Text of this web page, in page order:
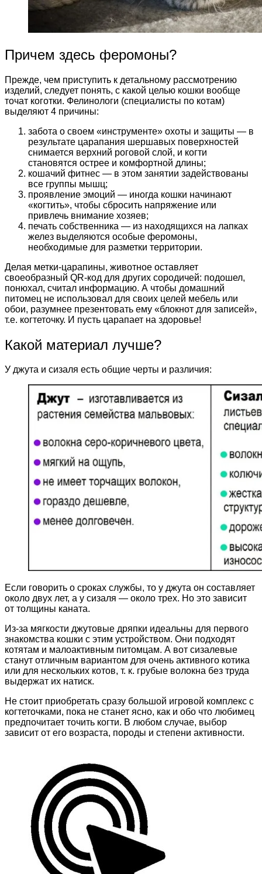
Причем здесь феромоны?
Прежде, чем приступить к детальному рассмотрению
изделий, следует понять, с какой целью кошки вообще
точат коготки. Фелинологи (специалисты по котам)
выделяют 4 причины:
забота о своем «инструменте» охоты и защиты — в
результате царапания шершавых поверхностей
снимается верхний роговой слой, и когти
становятся острее и комфортной длины;
кошачий фитнес — в этом занятии задействованы
все группы мышц;
проявление эмоций — иногда кошки начинают
«когтить», чтобы сбросить напряжение или
привлечь внимание хозяев;
печать собственника — из находящихся на лапках
желез выделяются особые феромоны,
необходимые для разметки территории.
Делая метки-царапины, животное оставляет
своеобразный QR-код для других сородичей: подошел,
понюхал, считал информацию. А чтобы домашний
питомец не использовал для своих целей мебель или
обои, разумнее презентовать ему «блокнот для записей»,
т.е. когтеточку. И пусть царапает на здоровье!
Какой материал лучше?
У джута и сизаля есть общие черты и различия:
Если говорить о сроках службы, то у джута он составляет
около двух лет, а у сизаля — около трех. Но это зависит
от толщины каната.
Из-за мягкости джутовые дряпки идеальны для первого
знакомства кошки с этим устройством. Они подходят
котятам и малоактивным питомцам. А вот сизалевые
станут отличным вариантом для очень активного котика
или для нескольких котов, т. к. грубые волокна без труда
выдержат их натиск.
Не стоит приобретать сразу большой игровой комплекс с
когтеточками, пока не станет ясно, как и обо что любимец
предпочитает точить когти. В любом случае, выбор
зависит от его возраста, породы и степени активности.